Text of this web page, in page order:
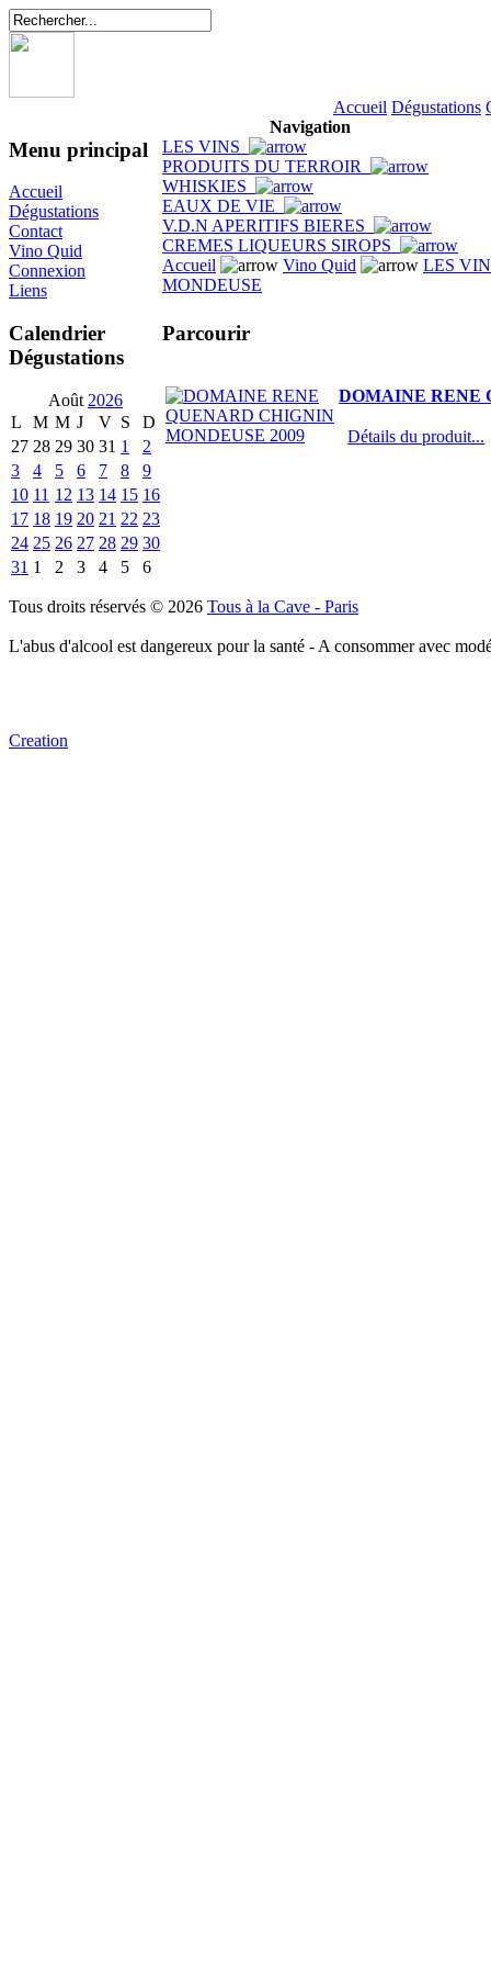
Accueil Dégustations
Menu principal
Accueil
Dégustations
Contact
Vino Quid
Connexion
Liens
Calendrier
Dégustations
Août 2026
L
M M J V S
D
27 28 29 30 31 1
2
3
4 5 6 7 8
9
10 11 12 13 14 15 16
17 18 19 20 21 22 23
24 25 26 27 28 29 30
31 1 2 3 4 5 6
Navigation
LES VINS
PRODUITS DU TERROIR
WHISKIES
EAUX DE VIE
V.D.N APERITIFS BIERES
CREMES LIQUEURS SIROPS
Accueil
Vino Quid
LES
MONDEUSE
Parcourir
DOMAINE RENE
Détails du produit...
Tous droits réservés © 2026 Tous à la Cave - Paris
L'abus d'alcool est dangereux pour la santé - A consommer avec
Creation